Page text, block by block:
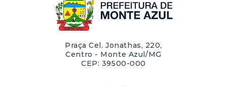
Praça Cel. Jonathas, 220,
Centro - Monte Azul/MG
CEP: 39500-000